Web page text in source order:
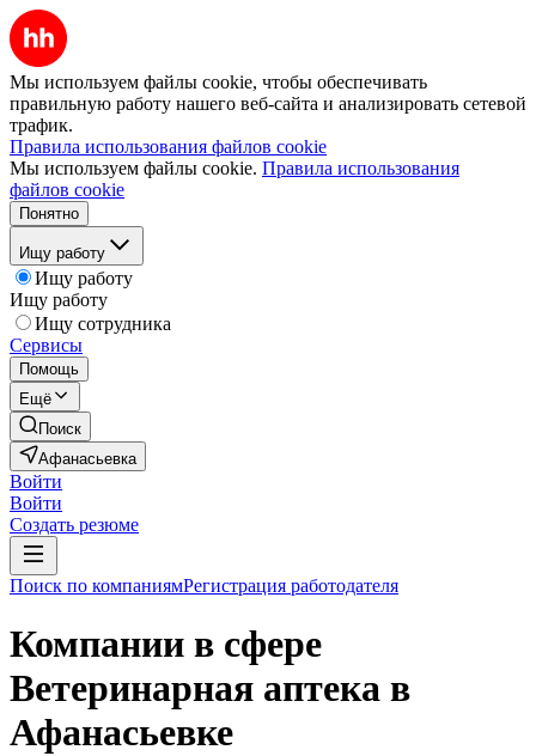
Мы используем файлы cookie, чтобы обеспечивать
правильную работу нашего веб-сайта и анализировать сетевой
трафик.
Правила использования файлов cookie
Мы используем файлы cookie. Правила использования
файлов cookie
Понятно
Ищу работу
Ищу работу
Ищу работу
Ищу сотрудника
Сервисы
Помощь
Ещё
Поиск
Афанасьевка
Войти
Войти
Создать резюме
Поиск по компаниямРегистрация работодателя
Компании в сфере
Ветеринарная аптека в
Афанасьевке